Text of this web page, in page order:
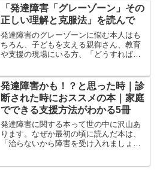
う有益と感じる事はどんどん体験してみ
なくては！今回は、療育整体！
「発達障害「グレーゾーン」その
正しい理解と克服法」を読んで
発達障害のグレーゾーンに悩む本人はも
ちろん、子どもを支える親御さん、教育
や支援の現場にいる方、「どうすればい
本でした。
発達障害かも！？と思った時｜診
断された時におススメの本｜家庭
でできる支援方法がわかる5冊
発達障害に関する本って世の中に沢山あ
ります。なぜか最初の頃に読んだ本は、
「治らないから障害を受け入れましょ